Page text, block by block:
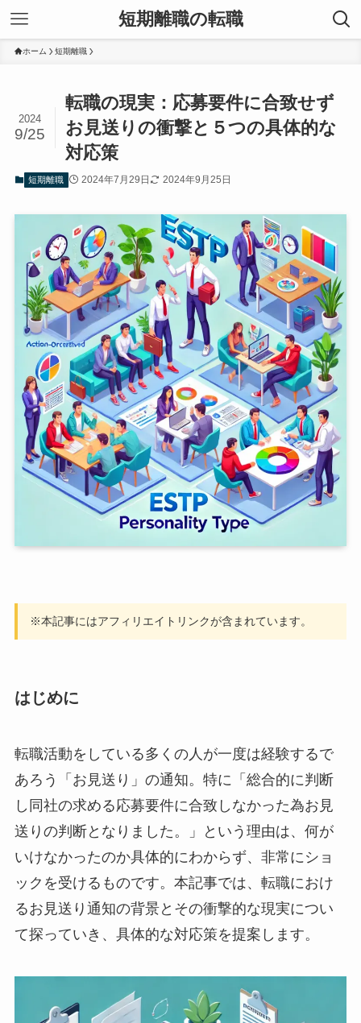
短期離職の転職
ホーム 短期離職
転職の現実：応募要件に合致せず
お見送りの衝撃と５つの具体的な
対応策
2024
9/25
短期離職 2024年7月29日 2024年9月25日
※本記事にはアフィリエイトリンクが含まれています。
はじめに
転職活動をしている多くの人が一度は経験するで
あろう「お見送り」の通知。特に「総合的に判断
し同社の求める応募要件に合致しなかった為お見
送りの判断となりました。」という理由は、何が
いけなかったのか具体的にわからず、非常にショ
ックを受けるものです。本記事では、転職におけ
るお見送り通知の背景とその衝撃的な現実につい
て探っていき、具体的な対応策を提案します。